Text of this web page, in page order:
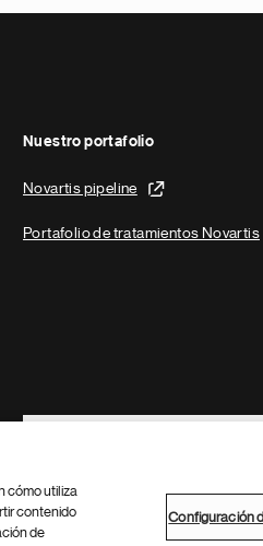
Nuestro portafolio
Novartis pipeline
Portafolio de tratamientos Novartis
Footer Site Search
cómo utiliza
contenido
de
Configuración